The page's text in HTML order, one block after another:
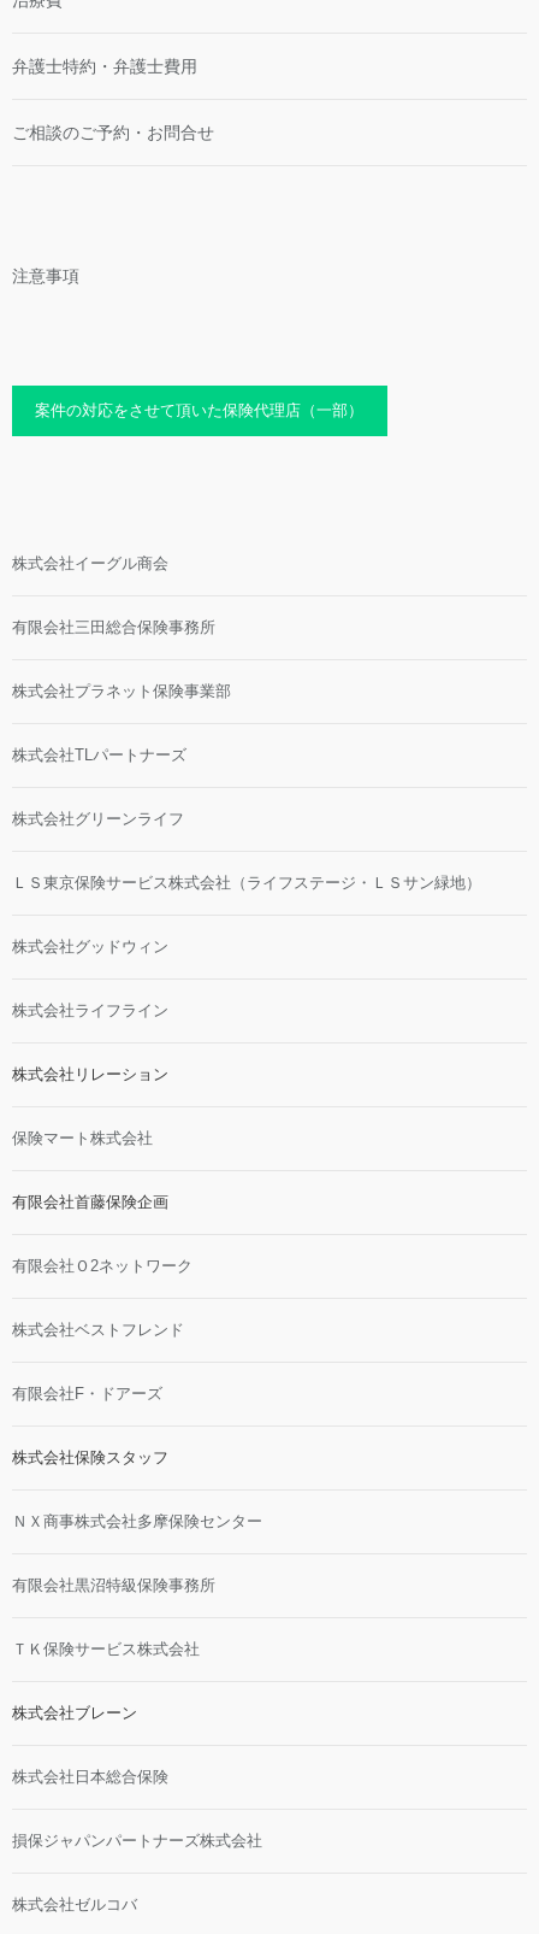
弁護士特約・弁護士費用
ご相談のご予約・お問合せ
注意事項
案件の対応をさせて頂いた保険代理店（一部）
株式会社イーグル商会
有限会社三田総合保険事務所
株式会社プラネット保険事業部
株式会社TLパートナーズ
株式会社グリーンライフ
ＬＳ東京保険サービス株式会社（ライフステージ・ＬＳサン緑地）
株式会社グッドウィン
株式会社ライフライン
株式会社リレーション
保険マート株式会社
有限会社首藤保険企画
有限会社Ｏ2ネットワーク
株式会社ベストフレンド
有限会社F・ドアーズ
株式会社保険スタッフ
ＮＸ商事株式会社多摩保険センター
有限会社黒沼特級保険事務所
ＴＫ保険サービス株式会社
株式会社ブレーン
株式会社日本総合保険
損保ジャパンパートナーズ株式会社
株式会社ゼルコバ